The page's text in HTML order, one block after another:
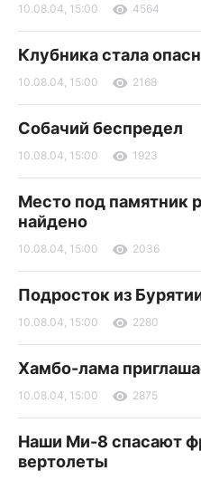
10.08.04, 15:00 4564
Клубника стала
10.08.04, 15:00 2168
Собачий беспредел
10.08.04, 15:00 1923
Место под памятник
найдено
10.08.04, 15:00 2036
Подросток из
10.08.04, 15:00 2280
Хамбо-лама
10.08.04, 15:00 2875
Наши Ми-8 спасают
вертолеты